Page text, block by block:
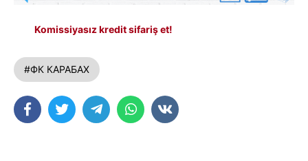
Komissiyasız kredit sifariş et!
#ФК КАРАБАХ